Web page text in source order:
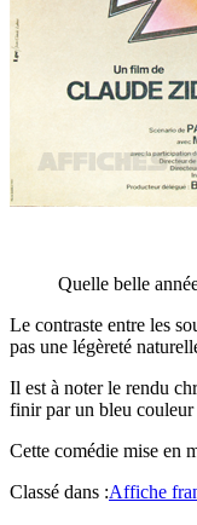
Quelle belle
Le contraste entre les
pas une légèreté
Il est à noter le rendu
finir par un bleu
Cette comédie mise en
Classé dans :Affiche